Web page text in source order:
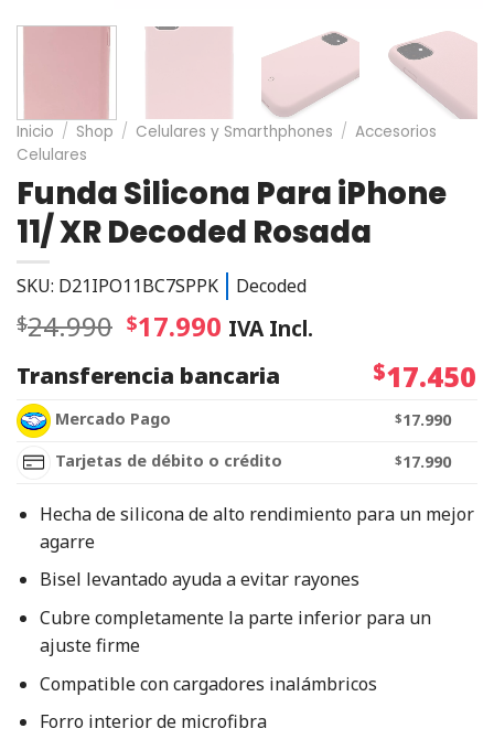
Inicio / Shop / Celulares y Smarthphones / Accesorios
Celulares
Funda Silicona Para iPhone
11/ XR Decoded Rosada
SKU: D21IPO11BC7SPPK Decoded
$24.990 $17.990 IVA Incl.
Transferencia bancaria
$17.450
Mercado Pago $17.990
Tarjetas de débito o crédito
$17.990
Hecha de silicona de alto rendimiento para un mejor
agarre
Bisel levantado ayuda a evitar rayones
Cubre completamente la parte inferior para un
ajuste firme
Compatible con cargadores inalámbricos
Forro interior de microfibra